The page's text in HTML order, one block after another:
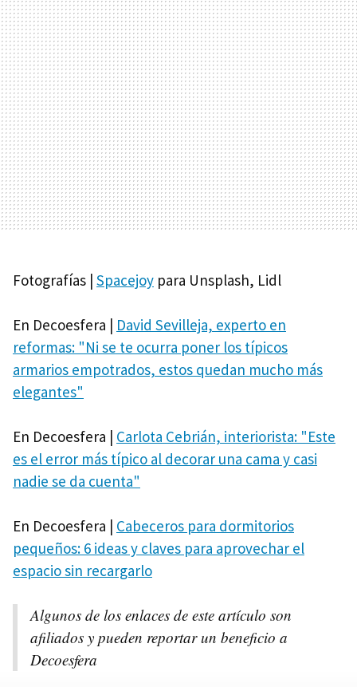
Fotografías | Spacejoy para Unsplash, Lidl
En Decoesfera | David Sevilleja, experto en
reformas: "Ni se te ocurra poner los típicos
armarios empotrados, estos quedan mucho más
elegantes"
En Decoesfera | Carlota Cebrián, interiorista: "Este
es el error más típico al decorar una cama y casi
nadie se da cuenta"
En Decoesfera | Cabeceros para dormitorios
pequeños: 6 ideas y claves para aprovechar el
espacio sin recargarlo
Algunos de los enlaces de este artículo son
afiliados y pueden reportar un beneficio a
Decoesfera